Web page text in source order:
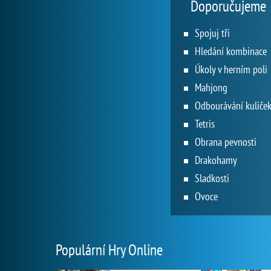
Doporučujeme
Spojuj tři
Hledání kombinace
Úkoly v herním poli
Mahjong
Odbourávání kuliček
Tetris
Obrana pevnosti
Drakohamy
Sladkosti
Ovoce
Populární Hry Online